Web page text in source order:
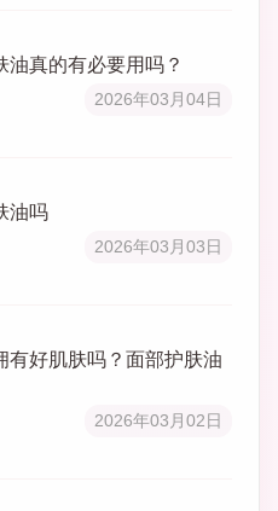
真的有必要用吗？
2026年03月04日
油吗
2026年03月03日
有好肌肤吗？面部护肤油
2026年03月02日